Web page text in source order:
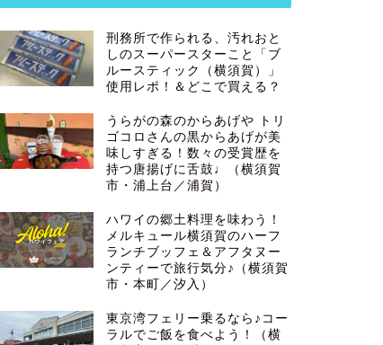
刑務所で作られる、汚れおと
しのスーパースターこと「ブ
ルースティック（横須賀）」
使用レポ！＆どこで買える？
うらがの森のからあげや トリ
ゴコロさんの黒からあげが美
味しすぎる！数々の受賞歴を
持つ唐揚げに舌鼓♩（横須賀
市・浦上台／浦賀）
ハワイの郷土料理を味わう！
メルキュール横須賀のハーフ
ランチブッフェ＆アフタヌー
ンティーで旅行気分♪（横須賀
市・本町／汐入）
東京湾フェリー乗るなら♪コー
ラルでご飯を食べよう！（横